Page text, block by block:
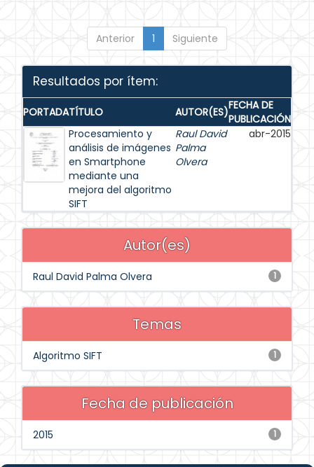
Anterior 1 Siguiente
Resultados por ítem:
PORTADATÍTULO AUTOR(ES)FECHA DE
PUBLICACIÓN
Procesamiento y
análisis de imágenes
en Smartphone
mediante una
mejora del algoritmo
SIFT
Raul David
Palma
Olvera
abr-2015
Autor(es)
1
Raul David Palma Olvera
Temas
1
Algoritmo SIFT
Fecha de publicación
1
2015